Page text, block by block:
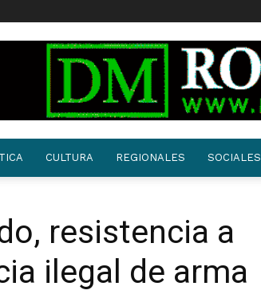
CULTURA REGIONALES SOCIALES
resistencia a
ilegal de arma